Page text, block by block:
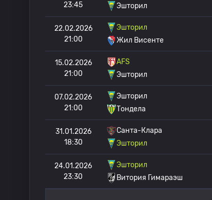
23:45
Эшторил
22.02.2026
21:00
Эшторил
Жил Висенте
15.02.2026
21:00
AFS
Эшторил
07.02.2026
21:00
Эшторил
Тондела
31.01.2026
18:30
Санта-Клара
Эшторил
24.01.2026
23:30
Эшторил
Витория Гимараэш